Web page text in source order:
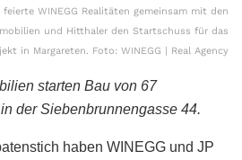
WINEGG Realitäten gemeinsam mit den
und Hitthaler den Startschuss für das
in Margareten. Foto: WINEGG | Real Agency
starten Bau von 67
der Siebenbrunnengasse 44.
haben WINEGG und JP